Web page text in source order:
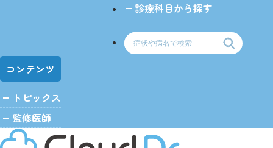
診療科目から探す
コンテンツ
トピックス
監修医師